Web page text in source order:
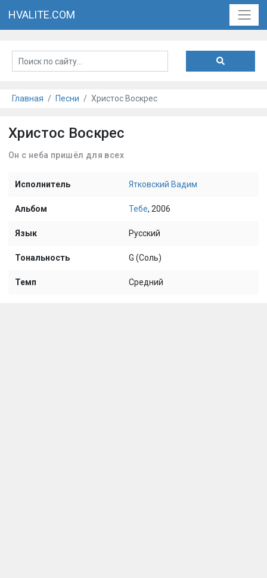
HVALITE.COM
Главная Песни Христос Воскрес
Христос Воскрес
Он с неба пришёл для всех
Исполнитель Ятковский Вадим
Альбом Тебе, 2006
Язык Русский
Тональность G (Соль)
Темп Средний